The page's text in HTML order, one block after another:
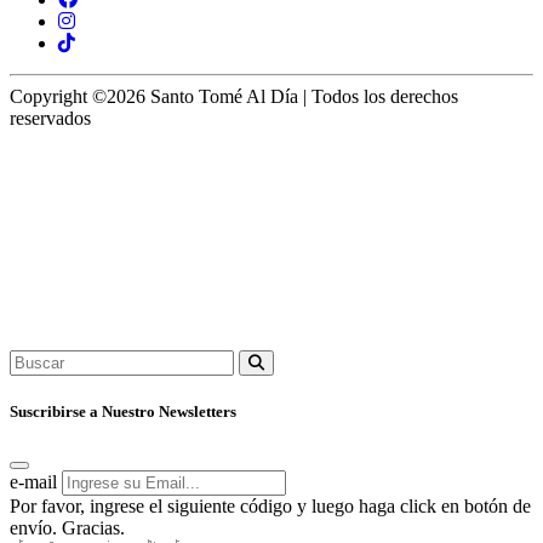
Copyright ©2026 Santo Tomé Al Día | Todos los derechos
reservados
Suscribirse a Nuestro Newsletters
e-mail
Por favor, ingrese el siguiente código y luego haga click en botón de
envío. Gracias.